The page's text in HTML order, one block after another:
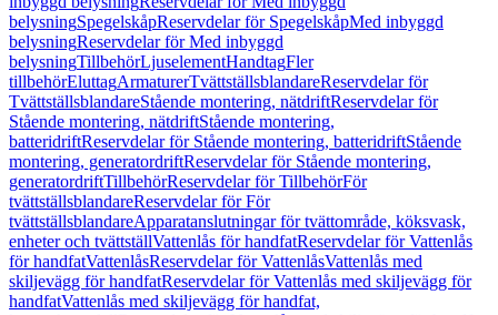
belysningSpegelskåpReservdelar för SpegelskåpMed inbyggd
belysningReservdelar för Med inbyggd
belysningTillbehörLjuselementHandtagFler
tillbehörEluttagArmaturerTvättställsblandareReservdelar för
TvättställsblandareStående montering, nätdriftReservdelar för
Stående montering, nätdriftStående montering,
batteridriftReservdelar för Stående montering, batteridriftStående
montering, generatordriftReservdelar för Stående montering,
generatordriftTillbehörReservdelar för TillbehörFör
tvättställsblandareReservdelar för För
tvättställsblandareApparatanslutningar för tvättområde, köksvask,
enheter och tvättställVattenlås för handfatReservdelar för Vattenlås
för handfatVattenlåsReservdelar för VattenlåsVattenlås med
skiljevägg för handfatReservdelar för Vattenlås med skiljevägg för
handfatVattenlås med skiljevägg för handfat,